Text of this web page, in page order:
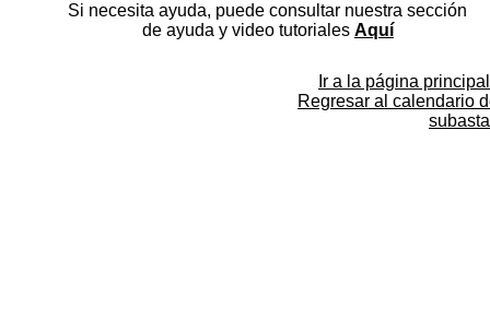
Si necesita ayuda, puede consultar nuestra sección
de ayuda y video tutoriales Aquí
Ir a la página principal
Regresar al calendario